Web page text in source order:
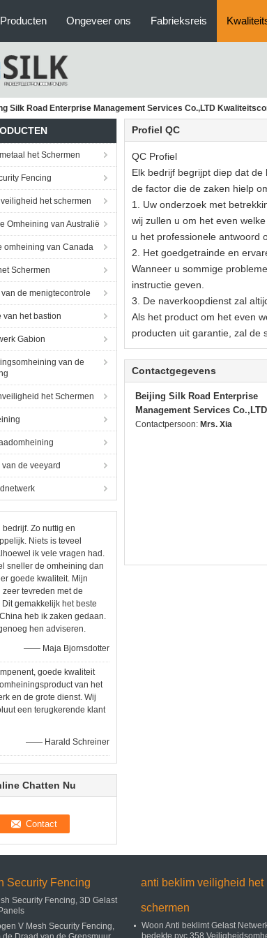
Producten Ongeveer ons Fabrieksreis
Silk Road Enterprise Management Services Co.,LTD
het Schermen
Fencing
het schermen
Omheining van Australië
omheining van Canada
Schermen
de menigtecontrole
van het bastion
Gabion
van de
het Schermen
van de veeyard
bedrijf. Zo nuttig en
Niets is teveel
ik vele vragen had.
sneller de omheining dan
goede kwaliteit. Mijn
zeer tevreden met de
gemakkelijk het beste
heb ik zaken gedaan.
hen adviseren.
—— Maja Bjornsdotter
goede kwaliteit
van het
en de grote dienst. Wij
een terugkerende klant
—— Harald Schreiner
Chatten Nu
Profiel QC
QC Profiel
Elk bedrijf begrijpt diep dat
de factor die de zaken hielp
1.
Uw onderzoek met
wij zullen u om het even
u het professionele antwoord
2.
Het goedgetrainde en
Wanneer u sommige
instructie geven
3.
De naverkoopdienst zal
Als het product om het even
producten uit garantie, zal de
Contactgegevens
Beijing Silk Road Enterprise
Management Services Co.,LTD
Contactpersoon: Mrs. Xia
Security Fencing
Security Fencing, 3D Gelast
V Mesh Security Fencing,
anti beklim veiligheid het
schermen
Woon Anti beklimt Gelast
bedekte pvc 358